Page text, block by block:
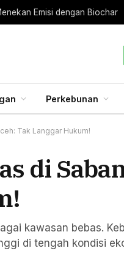
Emisi dengan Biochar
Perkebunan
Tak Langgar Hukum!
di
kawasan bebas.
di tengah kondisi